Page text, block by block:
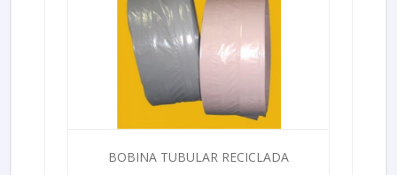
BOBINA TUBULAR RECICLADA